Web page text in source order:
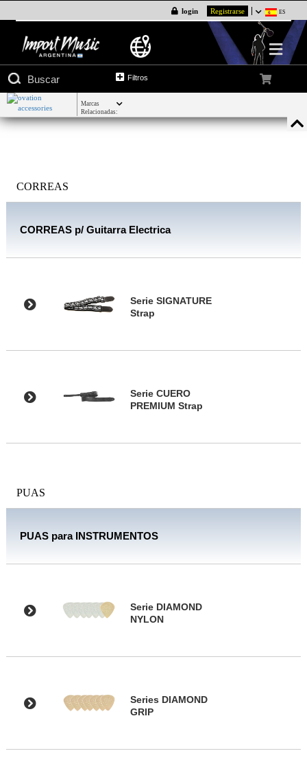
login Registrarse ES
Filtros
Marcas
Relacionadas:
CORREAS
CORREAS p/ Guitarra Electrica
Serie SIGNATURE
Strap
Serie CUERO
PREMIUM Strap
PUAS
PUAS para INSTRUMENTOS
Serie DIAMOND
NYLON
Series DIAMOND
GRIP